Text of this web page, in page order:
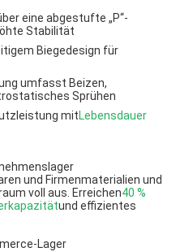
eine abgestufte „P“-
Stabilität
Biegedesign für
umfasst Beizen,
Sprühen
mitLebensdauer
und Firmenmaterialien und
voll aus. Erreichen40 %
und effizientes
Lager